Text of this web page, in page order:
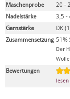
Maschenprobe
20 -
Nadelstärke
3,5 -
Garnstärke
DK
Zusammensetzung 51%
Der
Wolle
Bewertungen